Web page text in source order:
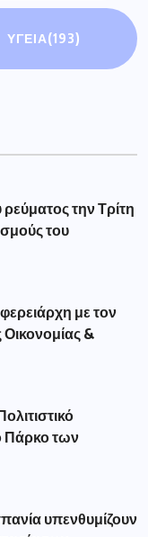
ΥΓΕΙΑ(193)
την Τρίτη
του
με τον
&
Πάρκο των
υπενθυμίζουν